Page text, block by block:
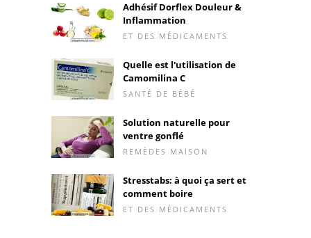
Adhésif Dorflex Douleur &
Inflammation
ET DES MÉDICAMENTS
Quelle est l'utilisation de
Camomilina C
SANTÉ DE BÉBÉ
Solution naturelle pour
ventre gonflé
REMÈDES MAISON
Stresstabs: à quoi ça sert et
comment boire
ET DES MÉDICAMENTS